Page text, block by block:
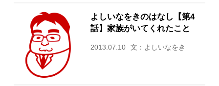
よしいなをきのはなし【第4
話】家族がいてくれたこと
2013.07.10 文：よしいなをき